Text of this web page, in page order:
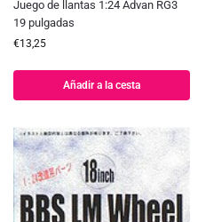
Juego de llantas 1:24 Advan RG3
19 pulgadas
€13,25
Añadir a la cesta